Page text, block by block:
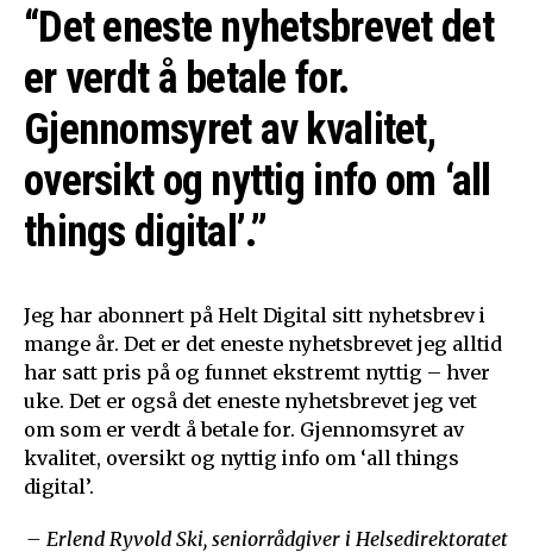
“Det eneste nyhetsbrevet det
er verdt å betale for.
Gjennomsyret av kvalitet,
oversikt og nyttig info om ‘all
things digital’.”
Jeg har abonnert på Helt Digital sitt nyhetsbrev i
mange år. Det er det eneste nyhetsbrevet jeg alltid
har satt pris på og funnet ekstremt nyttig – hver
uke. Det er også det eneste nyhetsbrevet jeg vet
om som er verdt å betale for. Gjennomsyret av
kvalitet, oversikt og nyttig info om ‘all things
digital’.
– Erlend Ryvold Ski, seniorrådgiver i Helsedirektoratet